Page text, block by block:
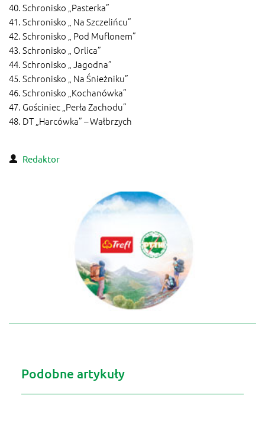
40. Schronisko „Pasterka”
41. Schronisko „ Na Szczelińcu”
42. Schronisko „ Pod Muflonem”
43. Schronisko „ Orlica”
44. Schronisko „ Jagodna”
45. Schronisko „ Na Śnieżniku”
46. Schronisko „Kochanówka”
47. Gościniec „Perła Zachodu”
48. DT „Harcówka” – Wałbrzych
Redaktor
Podobne artykuły